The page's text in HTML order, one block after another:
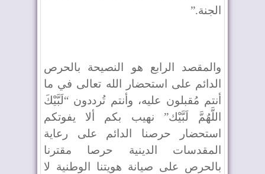
الجنة”.
والمقصد الرابع هو النصيحة بالحرص
الدائم على استحضار الله تعالى في ما
أنتم مُقبلون عليه، وأنتم تُرددون “لَبَّيْكَ
اللَّهُمَّ لَبَّيْك” نهيب بكم ألا يفوتكم
استحضار حرصنا الدائم على رعاية
المقدسات الدينية حرصا مقترنا
بالحرص على صيانة هويتنا الوطنية لا